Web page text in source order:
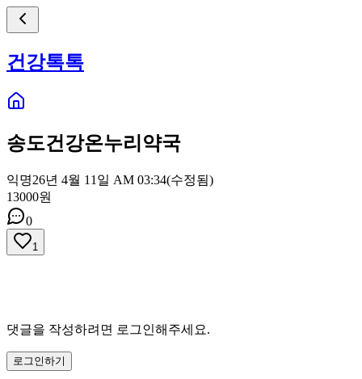
건강톡톡
송도건강온누리약국
익명26년 4월 11일 AM 03:34(수정됨)
13000원
0
1
댓글을 작성하려면 로그인해주세요.
로그인하기